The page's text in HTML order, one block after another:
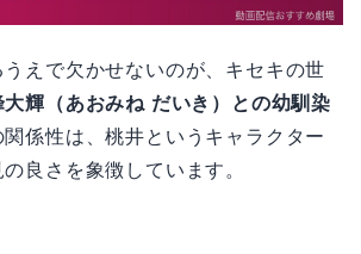
えで欠かせないのが、キセキの世
大輝（あおみね だいき）との幼馴染
係性は、桃井というキャラクター
良さを象徴しています。